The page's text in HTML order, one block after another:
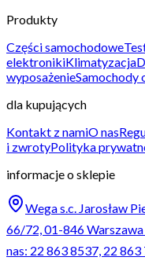
Produkty
Części samochodowe
elektronikiKlimatyzacja
wyposażenieSamochody
dla kupujących
Kontakt z namiO nas
i zwrotyPolityka
informacje o sklepie
Wega s.c. Jarosław
66/72, 01-846
nas: 22 863 8537, 22 863